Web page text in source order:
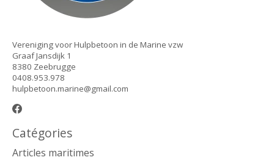
Vereniging voor Hulpbetoon in de Marine vzw
Graaf Jansdijk 1
8380 Zeebrugge
0408.953.978
hulpbetoon.marine@gmail.com
Catégories
Articles maritimes